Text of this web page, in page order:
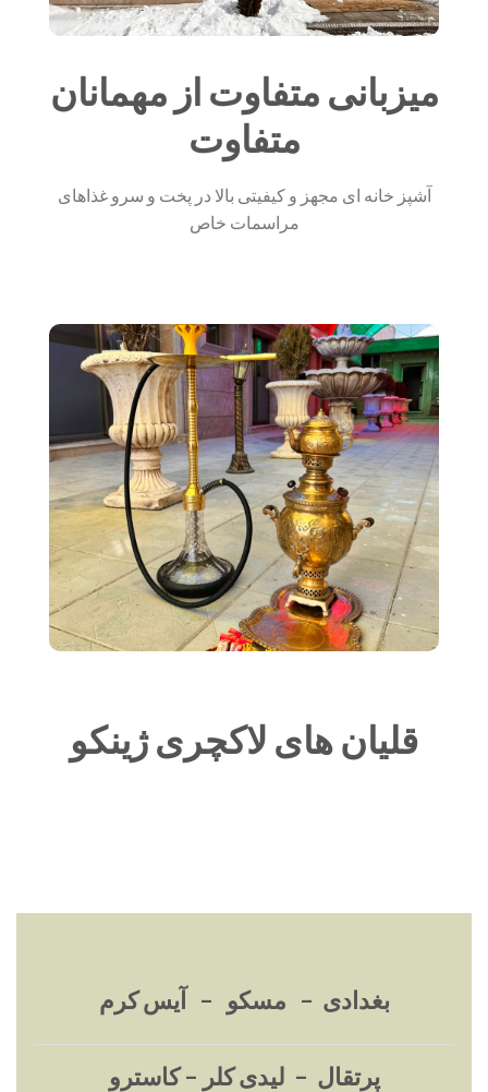
میزبانی متفاوت از مهمانان
متفاوت
آشپز خانه ای مجهز و کیفیتی بالا در پخت و سرو غذاهای
مراسمات خاص
قلیان های لاکچری ژینکو
بغدادی – مسکو – آیس کرم
پرتقال – لیدی کلر – کاسترو